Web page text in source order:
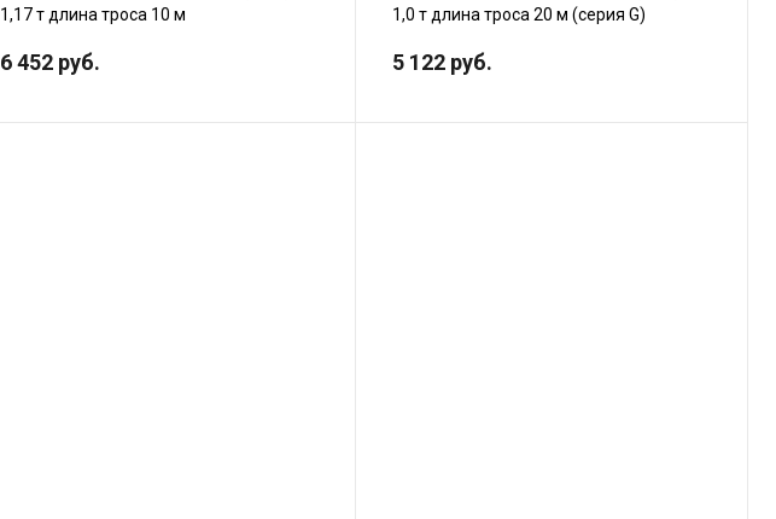
1,17 т длина троса 10 м
6 452 руб.
1,0 т длина троса 20 м (серия G)
5 122 руб.